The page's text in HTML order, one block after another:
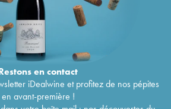
encontact
iDealwine et profitez de nos pépites
en avant-première !